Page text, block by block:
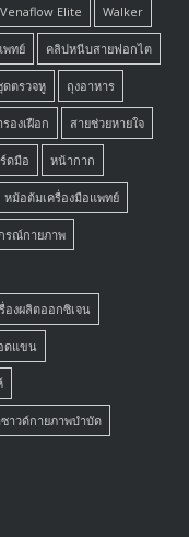
Venaflow Elite Walker
พทย์ คลิปหนีบสายฟอกไต
ดตรวจหู ถุงอาหาร
รองเฝือก สายช่วยหายใจ
ดมือ หน้ากาก
หม้อต้มเครื่องมือแพทย์
รณ์กายภาพ
องผลิตออกซิเจน
ดแขน
ซาวด์กายภาพบำบัด